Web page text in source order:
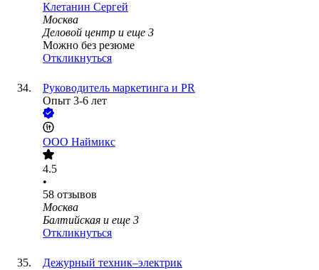
Клетанин Сергей
Москва
Деловой центр и еще 3
Можно без резюме
Откликнуться
Руководитель маркетинга и PR
Опыт 3-6 лет
ООО Наймикс
4.5
•
58 отзывов
Москва
Балтийская и еще 3
Откликнуться
Дежурный техник–электрик